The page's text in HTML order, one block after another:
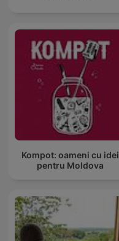
Kompot: oameni cu idei
pentru Moldova